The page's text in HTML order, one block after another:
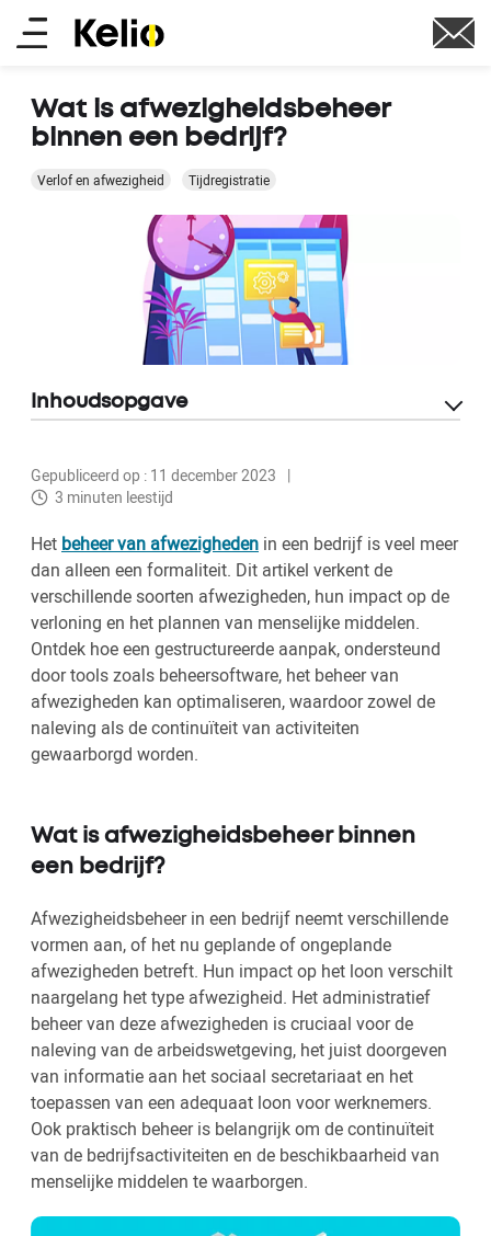
Skip
Main
Wat is afwezigheidsbeheer
binnen een bedrijf?
Verlof en afwezigheid Tijdregistratie
Gepubliceerd op : 11 december 2023
3 minuten leestijd
Het beheer van afwezigheden in een bedrijf is veel meer
dan alleen een formaliteit. Dit artikel verkent de
verschillende soorten afwezigheden, hun impact op de
verloning en het plannen van menselijke middelen.
Ontdek hoe een gestructureerde aanpak, ondersteund
door tools zoals beheersoftware, het beheer van
afwezigheden kan optimaliseren, waardoor zowel de
naleving als de continuïteit van activiteiten
gewaarborgd worden.
Wat is afwezigheidsbeheer binnen
een bedrijf?
Afwezigheidsbeheer in een bedrijf neemt verschillende
vormen aan, of het nu geplande of ongeplande
afwezigheden betreft. Hun impact op het loon verschilt
naargelang het type afwezigheid. Het administratief
beheer van deze afwezigheden is cruciaal voor de
naleving van de arbeidswetgeving, het juist doorgeven
van informatie aan het sociaal secretariaat en het
toepassen van een adequaat loon voor werknemers.
Ook praktisch beheer is belangrijk om de continuïteit
van de bedrijfsactiviteiten en de beschikbaarheid van
menselijke middelen te waarborgen.
Inhoudsopgave